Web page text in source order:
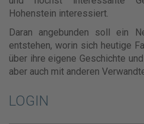
Hohenstein interessiert.
Daran angebunden soll ein
entstehen, worin sich heutige
über ihre eigene Geschichte
aber auch mit anderen
LOGIN